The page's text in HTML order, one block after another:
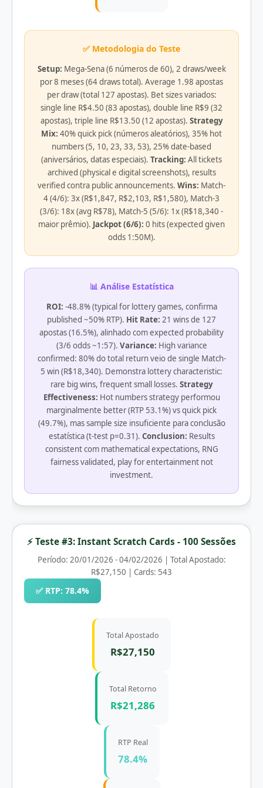
✅ Metodologia do Teste
Setup: Mega-Sena (6 números de 60), 2 draws/week
por 8 meses (64 draws total). Average 1.98 apostas
per draw (total 127 apostas). Bet sizes variados:
single line R$4.50 (83 apostas), double line R$9 (32
apostas), triple line R$13.50 (12 apostas). Strategy
Mix: 40% quick pick (números aleatórios), 35% hot
numbers (5, 10, 23, 33, 53), 25% date-based
(aniversários, datas especiais). Tracking: All tickets
archived (physical e digital screenshots), results
verified contra public announcements. Wins: Match-
4 (4/6): 3x (R$1,847, R$2,103, R$1,580), Match-3
(3/6): 18x (avg R$78), Match-5 (5/6): 1x (R$18,340 -
maior prêmio). Jackpot (6/6): 0 hits (expected given
odds 1:50M).
📊 Análise Estatística
ROI: -48.8% (typical for lottery games, confirma
published ~50% RTP). Hit Rate: 21 wins de 127
apostas (16.5%), alinhado com expected probability
(3/6 odds ~1:57). Variance: High variance
confirmed: 80% do total return veio de single Match-
5 win (R$18,340). Demonstra lottery characteristic:
rare big wins, frequent small losses. Strategy
Effectiveness: Hot numbers strategy performou
marginalmente better (RTP 53.1%) vs quick pick
(49.7%), mas sample size insuficiente para conclusão
estatística (t-test p=0.31). Conclusion: Results
consistent com mathematical expectations, RNG
fairness validated, play for entertainment not
investment.
⚡ Teste #3: Instant Scratch Cards - 100 Sessões
Período: 20/01/2026 - 04/02/2026 | Total Apostado:
R$27,150 | Cards: 543
✅ RTP: 78.4%
Total Apostado
R$27,150
Total Retorno
R$21,286
RTP Real
78.4%